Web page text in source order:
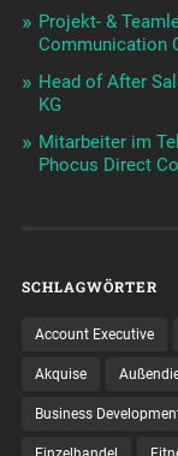
Projekt- &
Communication
Head of After
KG
Mitarbeiter im
Phocus Direct
SCHLAGWÖRTER
Account Executive
Akquise
Business